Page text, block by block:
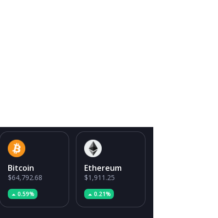
Bitcoin
$64,792.68
0.59%
Ethereum
$1,911.25
0.21%